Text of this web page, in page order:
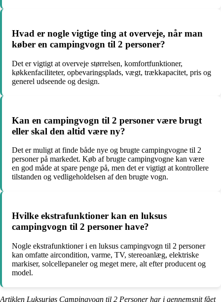
Hvad er nogle vigtige ting at overveje, når man
køber en campingvogn til 2 personer?
Det er vigtigt at overveje størrelsen, komfortfunktioner,
køkkenfaciliteter, opbevaringsplads, vægt, trækkapacitet, pris og
generel udseende og design.
Kan en campingvogn til 2 personer være brugt
eller skal den altid være ny?
Det er muligt at finde både nye og brugte campingvogne til 2
personer på markedet. Køb af brugte campingvogne kan være
en god måde at spare penge på, men det er vigtigt at kontrollere
tilstanden og vedligeholdelsen af den brugte vogn.
Hvilke ekstrafunktioner kan en luksus
campingvogn til 2 personer have?
Nogle ekstrafunktioner i en luksus campingvogn til 2 personer
kan omfatte aircondition, varme, TV, stereoanlæg, elektriske
markiser, solcellepaneler og meget mere, alt efter producent og
model.
Artiklen Luksuriøs Campingvogn til 2 Personer har i gennemsnit fået